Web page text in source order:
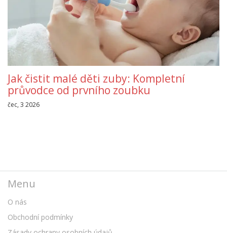
Jak čistit malé děti zuby: Kompletní
průvodce od prvního zoubku
čec, 3 2026
Menu
O nás
Obchodní podmínky